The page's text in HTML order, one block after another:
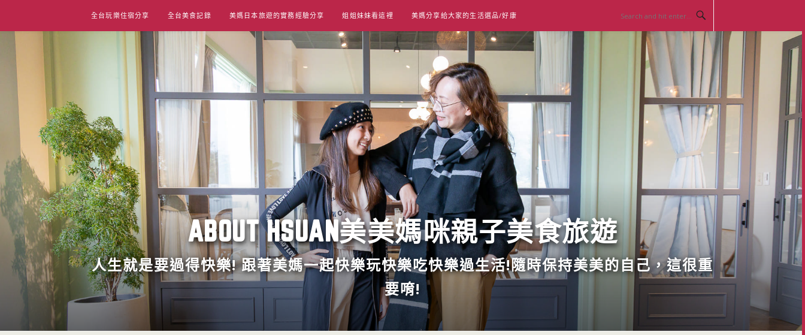
content
全台玩樂住宿分享 全台美食記錄 美媽日本旅遊的實務經驗分享 姐姐妹妹看這裡 美媽分享給大家的生活選品/好康
ABOUT HSUAN美美媽咪親子美食旅遊
人生就是要過得快樂! 跟著美媽一起快樂玩快樂吃快樂過生活!隨時保持美美的自己，這很重
要唷!